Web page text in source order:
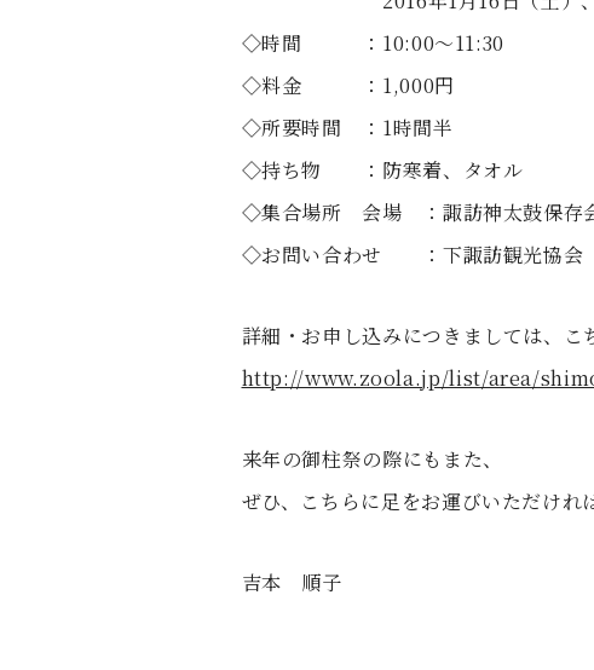
◇時間 ：10:00～11:30
◇料金 ：1,000円
◇所要時間 ：1時間半
◇持ち物 ：防寒着、タオル
◇集合場所 会場 ：諏訪神太鼓保存
◇お問い合わせ ：下諏訪観光協会
詳細・お申し込みにつきましては、こ
http://www.zoola.jp/list/area/
来年の御柱祭の際にもまた、
ぜひ、こちらに足をお運びいただけれ
吉本 順子